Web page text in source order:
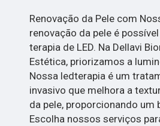
Renovação da Pele com
renovação da pele é
terapia de LED. Na Dellavi
Estética, priorizamos a
Nossa ledterapia é um
invasivo que melhora a
da pele, proporcionando um
Escolha nossos serviços